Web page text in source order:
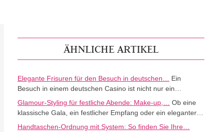
ÄHNLICHE ARTIKEL
Elegante Frisuren für den Besuch in deutschen…
Ein
Besuch in einem deutschen Casino ist nicht nur ein…
Glamour-Styling für festliche Abende: Make-up,…
Ob eine
klassische Gala, ein festlicher Empfang oder ein eleganter…
Handtaschen-Ordnung mit System: So finden Sie Ihre…